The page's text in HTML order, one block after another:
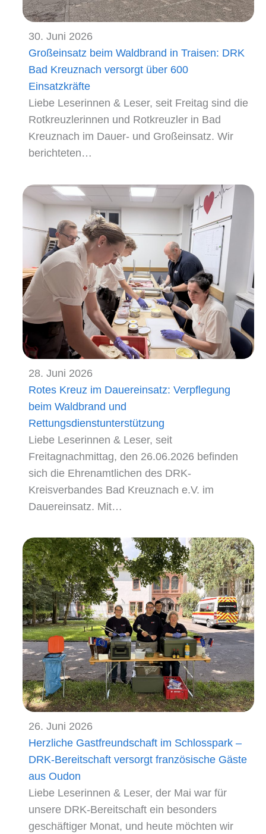
30. Juni 2026
Großeinsatz beim Waldbrand in Traisen: DRK
Bad Kreuznach versorgt über 600
Einsatzkräfte
Liebe Leserinnen & Leser, seit Freitag sind die
Rotkreuzlerinnen und Rotkreuzler in Bad
Kreuznach im Dauer- und Großeinsatz. Wir
berichteten…
28. Juni 2026
Rotes Kreuz im Dauereinsatz: Verpflegung
beim Waldbrand und
Rettungsdienstunterstützung
Liebe Leserinnen & Leser, seit
Freitagnachmittag, den 26.06.2026 befinden
sich die Ehrenamtlichen des DRK-
Kreisverbandes Bad Kreuznach e.V. im
Dauereinsatz. Mit…
26. Juni 2026
Herzliche Gastfreundschaft im Schlosspark –
DRK-Bereitschaft versorgt französische Gäste
aus Oudon
Liebe Leserinnen & Leser, der Mai war für
unsere DRK-Bereitschaft ein besonders
geschäftiger Monat, und heute möchten wir